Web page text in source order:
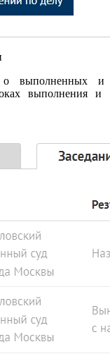
выполненных и
выполнения и